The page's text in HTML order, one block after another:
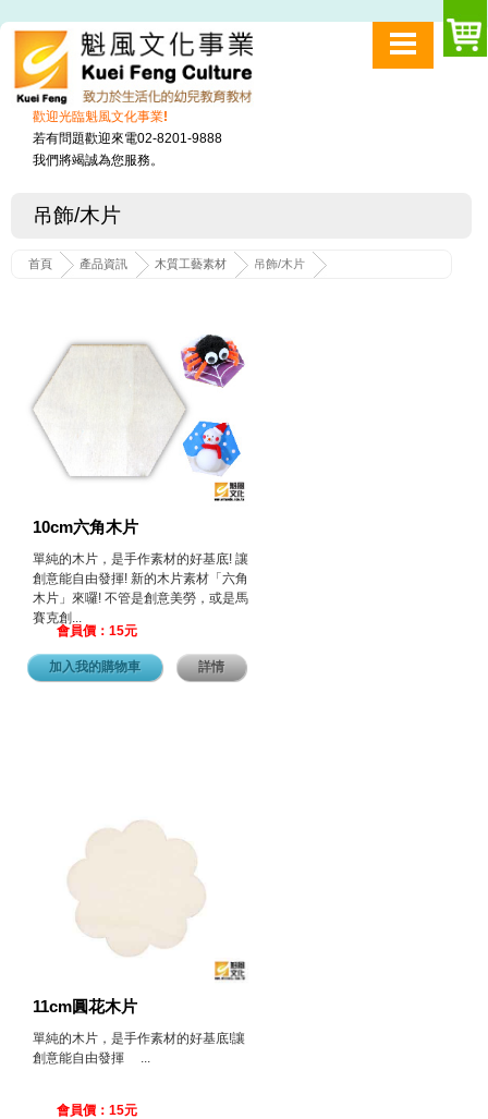
歡迎光臨魁風文化事業!
若有問題歡迎來電02-8201-9888
我們將竭誠為您服務。
吊飾/木片
首頁 產品資訊 木質工藝素材 吊飾/木片
10cm六角木片
單純的木片，是手作素材的好基底! 讓
創意能自由發揮! 新的木片素材「六角
木片」來囉! 不管是創意美勞，或是馬
賽克創...
會員價：15元
加入我的購物車 詳情
11cm圓花木片
單純的木片，是手作素材的好基底!讓
創意能自由發揮 ...
會員價：15元